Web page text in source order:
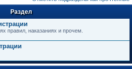
Раздел
правил, наказаниях и прочем.